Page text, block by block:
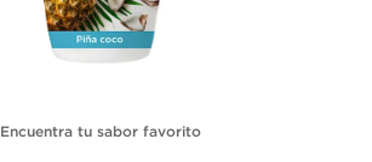
Encuentra tu sabor favorito